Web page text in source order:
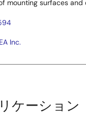
mounting surfaces and
Inc.
ケーション